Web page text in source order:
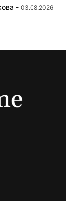
- 03.08.2026